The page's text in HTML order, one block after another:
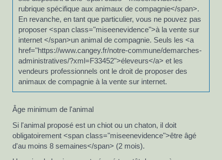
rubrique spécifique aux animaux de compagnie</span>.
En revanche, en tant que particulier, vous ne pouvez pas
proposer <span class="miseenevidence">à la vente sur
internet </span>un animal de compagnie. Seuls les <a
href="https://www.cangey.fr/notre-commune/demarches-
administratives/?xml=F33452">éleveurs</a> et les
vendeurs professionnels ont le droit de proposer des
animaux de compagnie à la vente sur internet.
Âge minimum de l'animal
Si l'animal proposé est un chiot ou un chaton, il doit
obligatoirement <span class="miseenevidence">être âgé
d'au moins 8 semaines</span> (2 mois).